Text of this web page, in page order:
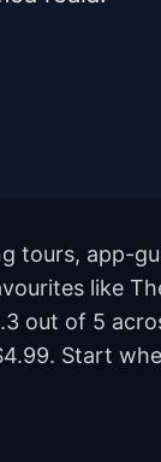
tours, app-
like
out of 5
Start